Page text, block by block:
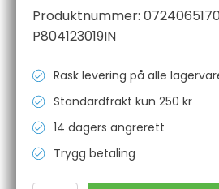
Produktnummer:
P804123019IN
Rask levering på alle
Standardfrakt kun 250 kr
14 dagers angrerett
Trygg betaling